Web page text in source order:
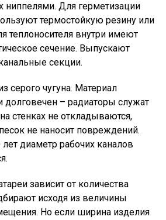
ниппелями. Для герметизации
термостойкую резину или
теплоносителя внутри имеют
сечение. Выпускают
секции.
серого чугуна. Материал
долговечен – радиаторы служат
стенках не откладываются,
не наносит повреждений.
диаметр рабочих каналов
зависит от количества
исходя из величины
Но если ширина изделия